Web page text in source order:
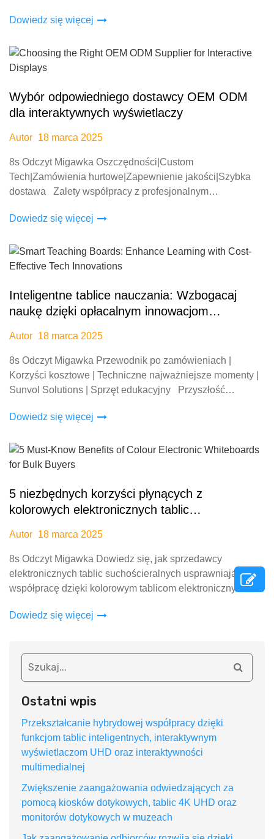
przemysłowych Przemysłowi środowiska
Dowiedz się więcej
Wybór odpowiedniego dostawcy OEM ODM
dla interaktywnych wyświetlaczy
Autor 18 marca 2025
8s Odczyt Migawka Oszczędności|Custom
Tech|Zamówienia hurtowe|Zapewnienie jakości|Szybka
dostawa Zalety współpracy z profesjonalnym
dostawców OEM ODM dla I
Dowiedz się więcej
Inteligentne tablice nauczania: Wzbogacaj
naukę dzięki opłacalnym innowacjom
Autor 18 marca 2025
8s Odczyt Migawka Przewodnik po zamówieniach |
Korzyści kosztowe | Techniczne najważniejsze momenty |
Sunvol Solutions | Sprzęt edukacyjny Przyszłość
elektronicznych, inteligentnego nauczania
Dowiedz się więcej
5 niezbędnych korzyści płynących z
kolorowych elektronicznych tablic
Autor 18 marca 2025
8s Odczyt Migawka Dowiedz się, jak sprzedawcy
elektronicznych tablic suchościeralnych usprawniają
współpracę dzięki kolorowym tablicom elektronicznym W
interaktywną naukę i profesjonalne środowisko
Dowiedz się więcej
Ostatni wpis
Przekształcanie hybrydowej współpracy dzięki
funkcjom tablic inteligentnych, interaktywnym
wyświetlaczom UHD oraz interaktywności
multimedialnej
Zwiększenie zaangażowania odwiedzających za
pomocą kiosków dotykowych, tablic 4K UHD oraz
monitorów dotykowych w muzeach